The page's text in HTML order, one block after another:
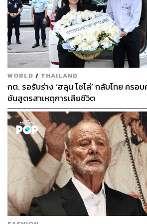
WORLD / THAILAND
กต. รอรับร่าง ‘ฮลุน โซโล่’ กลับไทย ครอ
ชันสูตรสาเหตุการเสียชีวิต